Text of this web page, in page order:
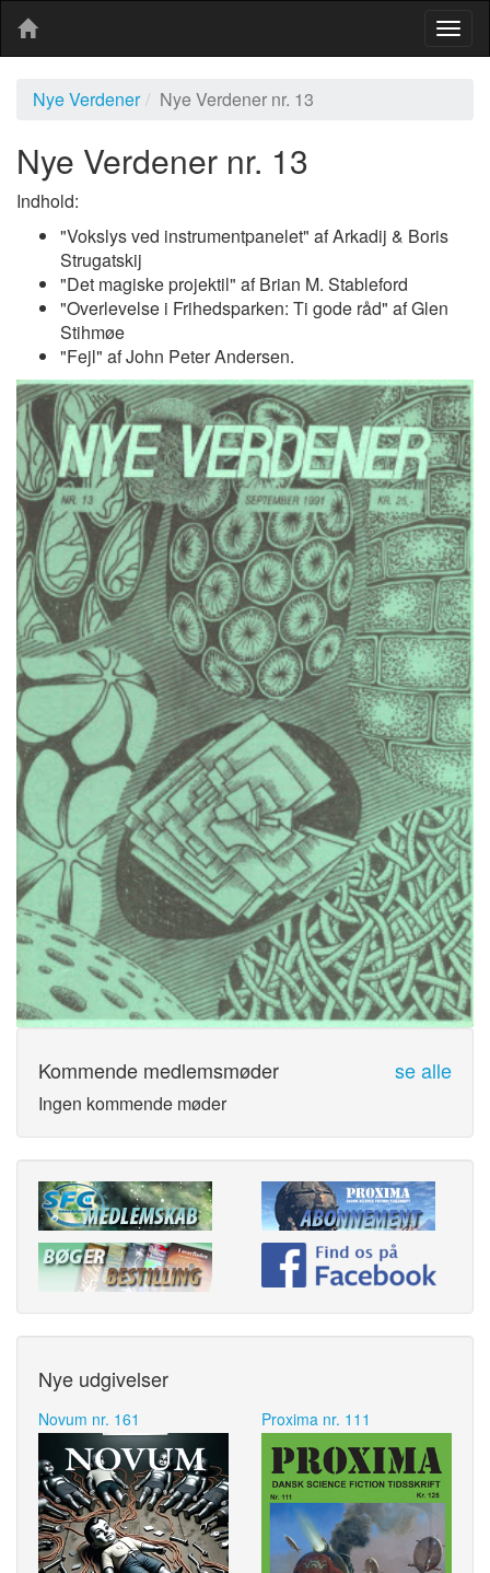
Nye Verdener
Nye Verdener nr. 13
Nye Verdener nr. 13
Indhold:
"Vokslys ved instrumentpanelet" af Arkadij & Boris
Strugatskij
"Det magiske projektil" af Brian M. Stableford
"Overlevelse i Frihedsparken: Ti gode råd" af Glen
Stihmøe
"Fejl" af John Peter Andersen.
Kommende medlemsmøder se alle
Ingen kommende møder
Nye udgivelser
Novum nr. 161 Proxima nr. 111